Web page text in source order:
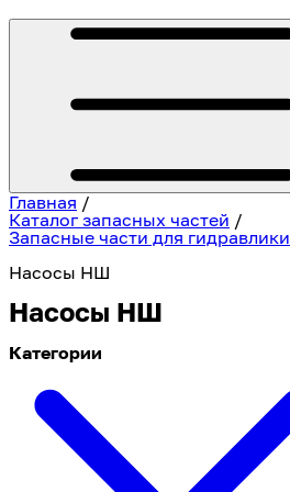
Главная /
Каталог запасных частей /
Запасные части для гидравлики
Насосы НШ
Насосы НШ
Категории